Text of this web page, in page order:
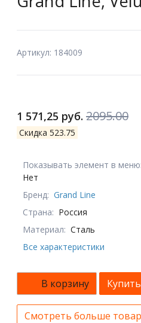
Артикул: 184009
1 571,25 руб. 2095.00
Скидка 523.75
Показывать элемент в меню:
Нет
Бренд: Grand Line
Страна: Россия
Материал: Сталь
Все характеристики
В корзину
Смотреть больше